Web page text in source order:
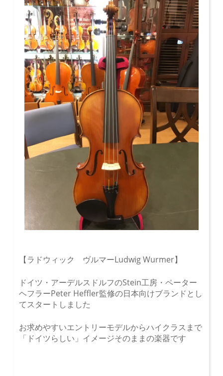
【ラドウィック ヴルマーLudwig Wurmer】
ドイツ・アーデルスドルフのStein工房・ペーター
ヘフラーPeter Heffler監修の日本向けブランドとし
てスタートしました
お求めやすいエントリーモデルからハイクラスまで
「ドイツらしい」イメージそのままの楽器です